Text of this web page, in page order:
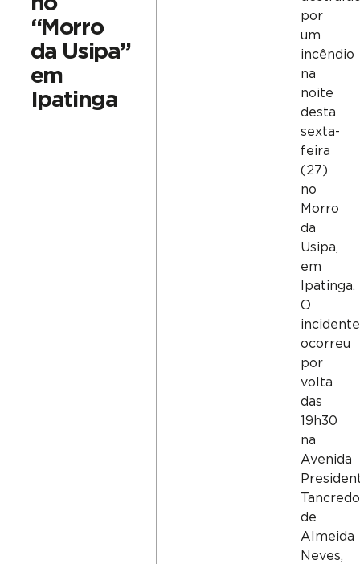
“Morro
da Usipa”
em
Ipatinga
por
um
incêndio
na
noite
desta
sexta-
feira
(27)
no
Morro
da
Usipa,
em
Ipatinga.
O
incidente
ocorreu
por
volta
das
19h30
na
Avenida
Tancredo
de
Almeida
Neves,